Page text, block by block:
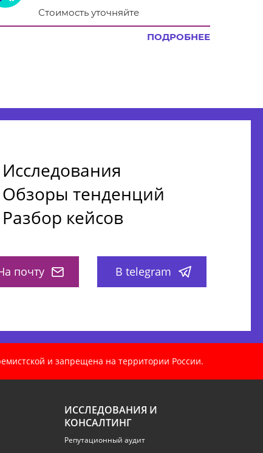
Стоимость уточняйте
ПОДРОБНЕЕ
Исследования
Обзоры тенденций
Разбор кейсов
почту В telegram
и запрещена на территории России.
ИССЛЕДОВАНИЯ И
КОНСАЛТИНГ
Репутационный аудит